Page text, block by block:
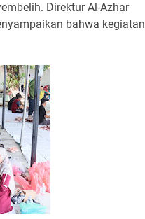
Direktur Al-Azhar
bahwa kegiatan